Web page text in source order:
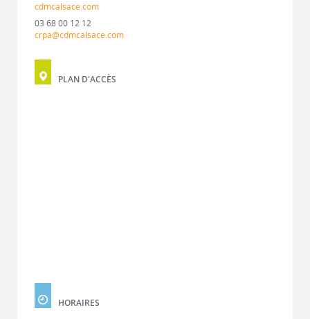
cdmcalsace.com
03 68 00 12 12
crpa@cdmcalsace.com
PLAN D'ACCÈS
HORAIRES